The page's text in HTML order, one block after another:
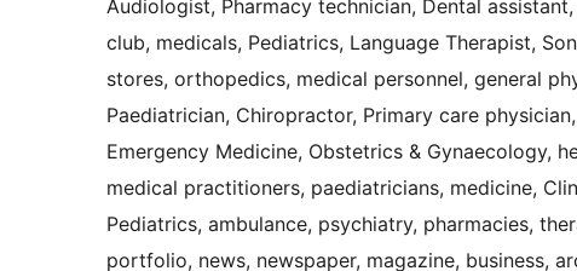
Audiologist, Pharmacy technician, Dental
club, medicals, Pediatrics, Language Therapist,
stores, orthopedics, medical personnel, general
Paediatrician, Chiropractor, Primary care
Emergency Medicine, Obstetrics & Gynaecology,
medical practitioners, paediatricians, medicine,
Pediatrics, ambulance, psychiatry, pharmacies,
portfolio, news, newspaper, magazine, business,